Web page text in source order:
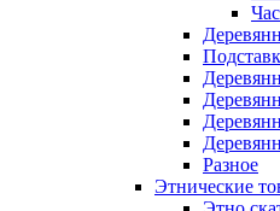
Разное
Этнические